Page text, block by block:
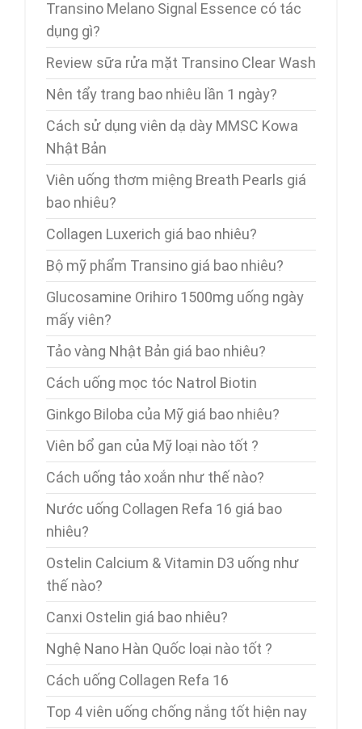
Transino Melano Signal Essence có tác
dụng gì?
Review sữa rửa mặt Transino Clear Wash
Nên tẩy trang bao nhiêu lần 1 ngày?
Cách sử dụng viên dạ dày MMSC Kowa
Nhật Bản
Viên uống thơm miệng Breath Pearls giá
bao nhiêu?
Collagen Luxerich giá bao nhiêu?
Bộ mỹ phẩm Transino giá bao nhiêu?
Glucosamine Orihiro 1500mg uống ngày
mấy viên?
Tảo vàng Nhật Bản giá bao nhiêu?
Cách uống mọc tóc Natrol Biotin
Ginkgo Biloba của Mỹ giá bao nhiêu?
Viên bổ gan của Mỹ loại nào tốt ?
Cách uống tảo xoắn như thế nào?
Nước uống Collagen Refa 16 giá bao
nhiêu?
Ostelin Calcium & Vitamin D3 uống như
thế nào?
Canxi Ostelin giá bao nhiêu?
Nghệ Nano Hàn Quốc loại nào tốt ?
Cách uống Collagen Refa 16
Top 4 viên uống chống nắng tốt hiện nay